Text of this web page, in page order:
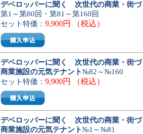
デベロッパーに聞く 次世代の商業・街づ
第1～第80回・第81～第160回
セット特価： 9,900円 （税込）
デベロッパーに聞く 次世代の商業・街づ
商業施設の元気テナント№82～№160
セット特価： 9,900円 （税込）
デベロッパーに聞く 次世代の商業・街づ
商業施設の元気テナント№1～№81